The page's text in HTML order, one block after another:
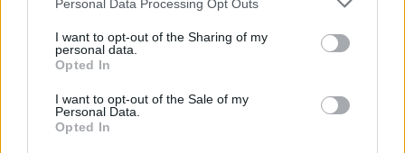
Personal Data Processing Opt Outs
I want to opt-out of the Sharing of my
personal data.
Opted In
I want to opt-out of the Sale of my
Personal Data.
Opted In
camino aguas abajo de praderas ribereñas y
sauces, chopos y álamos de alto valor